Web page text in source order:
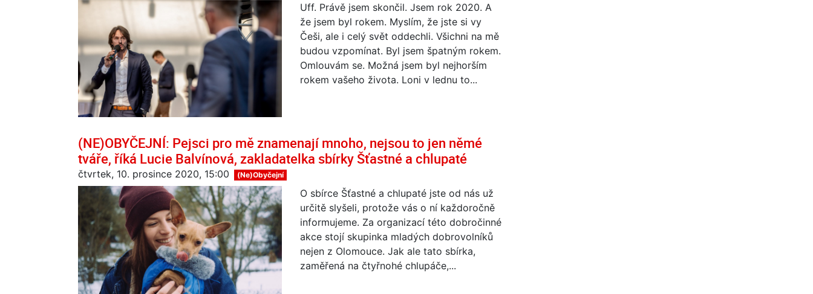
Uff. Právě jsem skončil. Jsem rok 2020. A
že jsem byl rokem. Myslím, že jste si vy
Češi, ale i celý svět oddechli. Všichni na mě
budou vzpomínat. Byl jsem špatným rokem.
Omlouvám se. Možná jsem byl nejhorším
rokem vašeho života. Loni v lednu to...
(NE)OBYČEJNÍ: Pejsci pro mě znamenají mnoho, nejsou to jen němé
tváře, říká Lucie Balvínová, zakladatelka sbírky Šťastné a chlupaté
čtvrtek, 10. prosince 2020, 15:00 (Ne)Obyčejní
O sbírce Šťastné a chlupaté jste od nás už
určitě slyšeli, protože vás o ní každoročně
informujeme. Za organizací této dobročinné
akce stojí skupinka mladých dobrovolníků
nejen z Olomouce. Jak ale tato sbírka,
zaměřená na čtyřnohé chlupáče,...